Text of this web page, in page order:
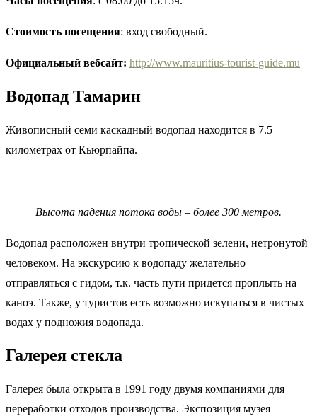
Стоимость посещения: вход свободный.
Официальный вебсайт: http://www.mauritius-tourist-guide.mu
Водопад Тамарин
Живописный семи каскадный водопад находится в 7.5
километрах от Кьюрпайпа.
Высота падения потока воды – более 300 метров.
Водопад расположен внутри тропической зелени, нетронутой
человеком. На экскурсию к водопаду желательно
отправляться с гидом, т.к. часть пути придется проплыть на
каноэ. Также, у туристов есть возможно искупаться в чистых
водах у подножия водопада.
Галерея стекла
Галерея была открыта в 1991 году двумя компаниями для
переработки отходов производства. Экспозиция музея